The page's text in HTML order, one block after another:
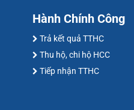
Hành Chính Công
Trả kết quả TTHC
Thu hộ, chi hộ HCC
Tiếp nhận TTHC